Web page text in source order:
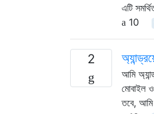
এটি
10
2
আমি
মোবাইল
তবে, আমি